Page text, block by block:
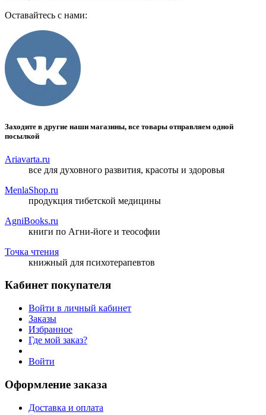
Оставайтесь с нами:
Заходите в другие наши магазины, все товары отправляем одной
посылкой
Ariavarta.ru
все для духовного развития, красоты и здоровья
MenlaShop.ru
продукция тибетской медицины
AgniBooks.ru
книги по Агни-йоге и теософии
Точка чтения
книжный для психотерапевтов
Кабинет покупателя
Войти в личный кабинет
Заказы
Избранное
Где мой заказ?
Войти
Оформление заказа
Доставка и оплата